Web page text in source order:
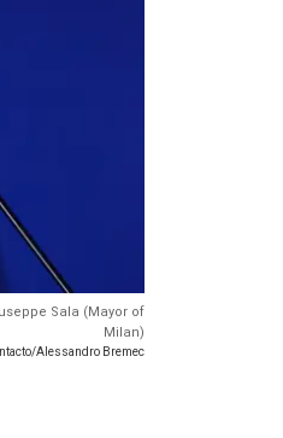
Sala (Mayor of
Milan)
Alessandro Bremec